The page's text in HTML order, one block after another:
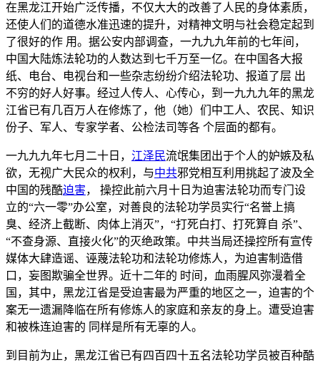
在黑龙江开始广泛传播，不仅大大的改善了人民的身体素质，
还使人们的道德水准迅速的提升，对精神文明与社会稳定起到
了很好的作 用。据公安内部调查，一九九九年前的七年间，
中国大陆炼法轮功的人数达到七千万至一亿。在中国各大报
纸、电台、电视台和一些杂志纷纷介绍法轮功、报道了层 出
不穷的好人好事。经过人传人、心传心，到一九九九年的黑龙
江省已有几百万人在修炼了，他（她）们中工人、农民、知识
份子、军人、专家学者、公检法司等各 个层面的都有。
一九九九年七月二十日， 江泽民流氓集团出于个人的妒嫉及私
欲，无视广大民众的权利，与中共邪党相互利用挑起了波及全
中国的残酷迫害， 操控此前六月十日为迫害法轮功而专门设
立的“六一零”办公室，对善良的法轮功学员实行“名誉上搞
臭、经济上截断、肉体上消灭”，“打死白打、打死算自 杀”、
“不查身源、直接火化”的灭绝政策。中共当局还操控所有宣传
媒体大肆造谣、诬蔑法轮功和法轮功修炼人，为迫害制造借
口，妄图欺骗全世界。近十二年的 时间，血雨腥风弥漫着全
国，其中，黑龙江省是受迫害最为严重的地区之一，迫害的个
案无一遗漏降临在所有修炼人的家庭和亲友的身上。遭受迫害
和被株连迫害的 同样是所有无辜的人。
到目前为止，黑龙江省已有四百四十五名法轮功学员被百种酷